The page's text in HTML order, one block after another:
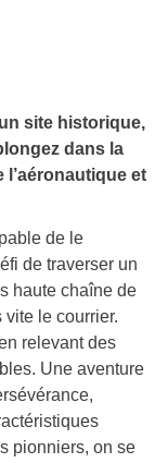
site historique,
dans la
l’aéronautique et
de le
de traverser un
haute chaîne de
le courrier.
relevant des
Une aventure
pionniers, on se